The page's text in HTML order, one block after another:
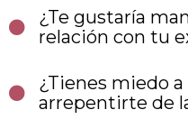
¿Te gustaría
relación con tu
¿Tienes miedo
arrepentirte de